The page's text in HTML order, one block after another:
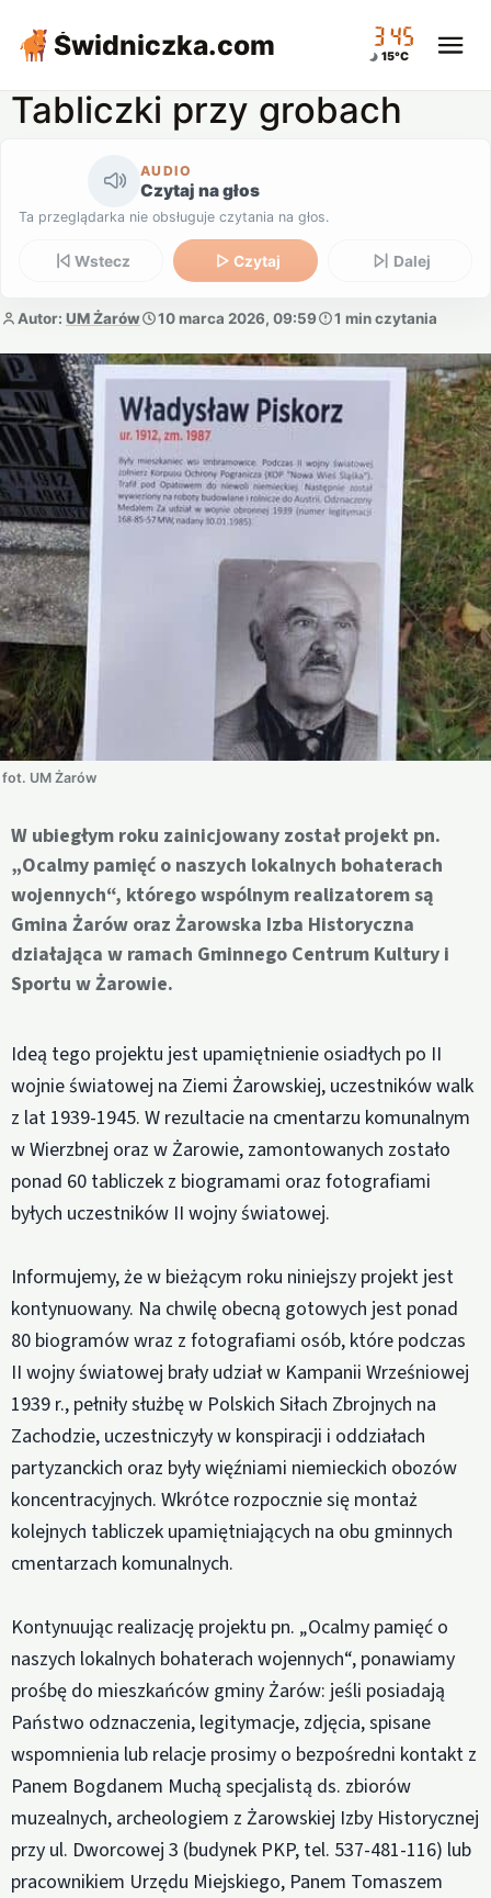
Świdniczka.com 03:45
15°C
Tabliczki przy grobach
AUDIO
Czytaj na głos
Ta przeglądarka nie obsługuje czytania na głos.
Wstecz Czytaj Dalej
Autor: UM Żarów 10 marca 2026, 09:59 1 min czytania
fot. UM Żarów
W ubiegłym roku zainicjowany został projekt pn.
„Ocalmy pamięć o naszych lokalnych bohaterach
wojennych“, którego wspólnym realizatorem są
Gmina Żarów oraz Żarowska Izba Historyczna
działająca w ramach Gminnego Centrum Kultury i
Sportu w Żarowie.
Ideą tego projektu jest upamiętnienie osiadłych po II
wojnie światowej na Ziemi Żarowskiej, uczestników walk
z lat 1939-1945. W rezultacie na cmentarzu komunalnym
w Wierzbnej oraz w Żarowie, zamontowanych zostało
ponad 60 tabliczek z biogramami oraz fotografiami
byłych uczestników II wojny światowej.
Informujemy, że w bieżącym roku niniejszy projekt jest
kontynuowany. Na chwilę obecną gotowych jest ponad
80 biogramów wraz z fotografiami osób, które podczas
II wojny światowej brały udział w Kampanii Wrześniowej
1939 r., pełniły służbę w Polskich Siłach Zbrojnych na
Zachodzie, uczestniczyły w konspiracji i oddziałach
partyzanckich oraz były więźniami niemieckich obozów
koncentracyjnych. Wkrótce rozpocznie się montaż
kolejnych tabliczek upamiętniających na obu gminnych
cmentarzach komunalnych.
Kontynuując realizację projektu pn. „Ocalmy pamięć o
naszych lokalnych bohaterach wojennych“, ponawiamy
prośbę do mieszkańców gminy Żarów: jeśli posiadają
Państwo odznaczenia, legitymacje, zdjęcia, spisane
wspomnienia lub relacje prosimy o bezpośredni kontakt z
Panem Bogdanem Muchą specjalistą ds. zbiorów
muzealnych, archeologiem z Żarowskiej Izby Historycznej
przy ul. Dworcowej 3 (budynek PKP, tel. 537-481-116) lub
pracownikiem Urzędu Miejskiego, Panem Tomaszem